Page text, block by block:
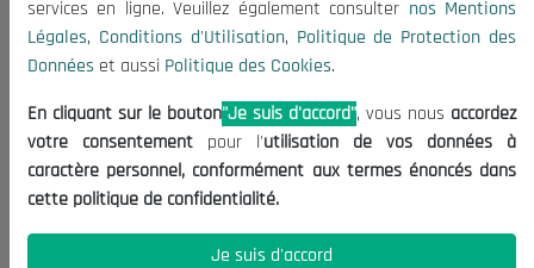
Politique des Cookies
Nous Contacter
(+213) 021 98 01 00|01|02
contact@cnese.dz
Suggestions ou Initiatives ?
Newsletter
dernières nouvelles.
services en ligne. Veuillez également consulter nos Mentions
Légales, Conditions d'Utilisation, Politique de Protection des
Données et aussi Politique des Cookies.
En cliquant sur le bouton"Je suis d'accord", vous nous accordez
votre consentement pour l'utilisation de vos données à
caractère personnel, conformément aux termes énoncés dans
cette politique de confidentialité.
Je suis d'accord